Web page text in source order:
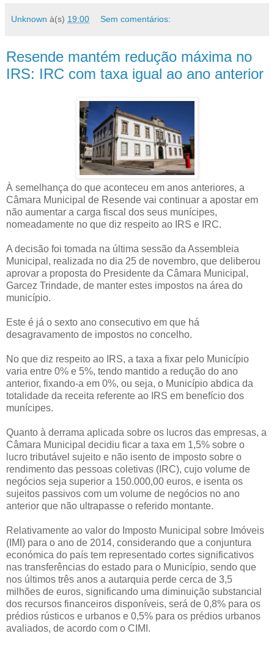
Unknown à(s) 19:00 Sem comentários:
Resende mantém redução máxima no
IRS: IRC com taxa igual ao ano anterior
À semelhança do que aconteceu em anos anteriores, a
Câmara Municipal de Resende vai continuar a apostar em
não aumentar a carga fiscal dos seus munícipes,
nomeadamente no que diz respeito ao IRS e IRC.
A decisão foi tomada na última sessão da Assembleia
Municipal, realizada no dia 25 de novembro, que deliberou
aprovar a proposta do Presidente da Câmara Municipal,
Garcez Trindade, de manter estes impostos na área do
município.
Este é já o sexto ano consecutivo em que há
desagravamento de impostos no concelho.
No que diz respeito ao IRS, a taxa a fixar pelo Município
varia entre 0% e 5%, tendo mantido a redução do ano
anterior, fixando-a em 0%, ou seja, o Município abdica da
totalidade da receita referente ao IRS em benefício dos
munícipes.
Quanto à derrama aplicada sobre os lucros das empresas, a
Câmara Municipal decidiu ficar a taxa em 1,5% sobre o
lucro tributável sujeito e não isento de imposto sobre o
rendimento das pessoas coletivas (IRC), cujo volume de
negócios seja superior a 150.000,00 euros, e isenta os
sujeitos passivos com um volume de negócios no ano
anterior que não ultrapasse o referido montante.
Relativamente ao valor do Imposto Municipal sobre Imóveis
(IMI) para o ano de 2014, considerando que a conjuntura
económica do país tem representado cortes significativos
nas transferências do estado para o Município, sendo que
nos últimos três anos a autarquia perde cerca de 3,5
milhões de euros, significando uma diminuição substancial
dos recursos financeiros disponíveis, será de 0,8% para os
prédios rústicos e urbanos e 0,5% para os prédios urbanos
avaliados, de acordo com o CIMI.